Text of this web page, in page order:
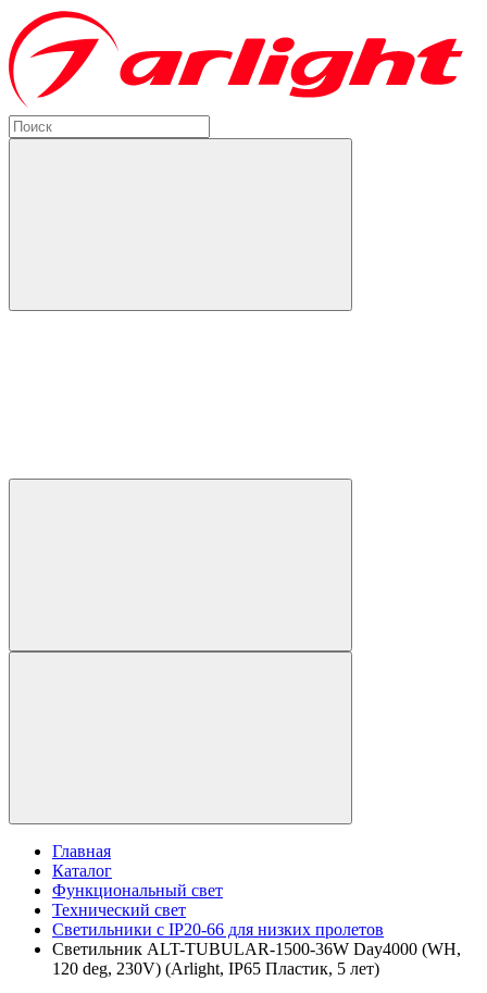
Главная
Каталог
Функциональный свет
Технический свет
Светильники с IP20-66 для низких пролетов
Светильник ALT-TUBULAR-1500-36W Day4000 (WH,
120 deg, 230V) (Arlight, IP65 Пластик, 5 лет)